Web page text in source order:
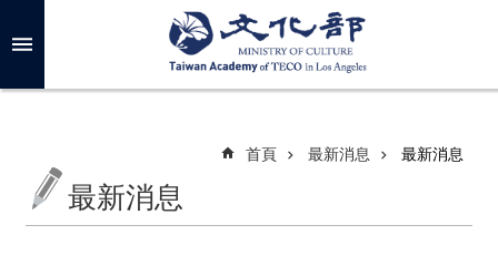
關
首頁 最新消息 最新消息
最新消息